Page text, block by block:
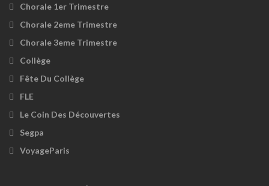
Chorale 1er Trimestre
Chorale 2eme Trimestre
Chorale 3eme Trimestre
Collège
Fête Du Collège
FLE
Le Coin Des Découvertes
Segpa
VoyageParis